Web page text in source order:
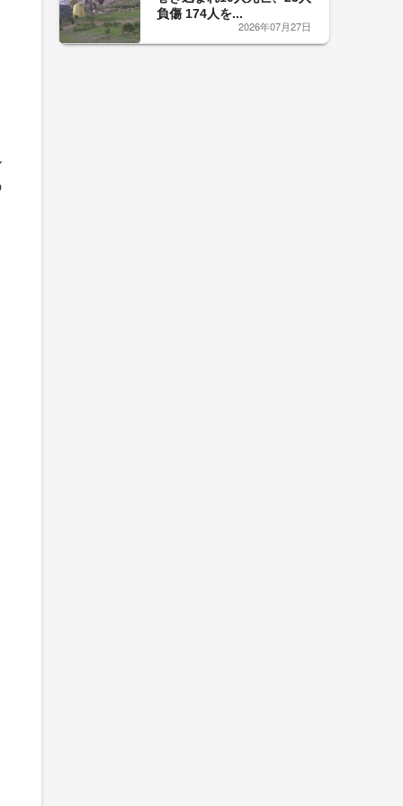
負傷 174人を...
2026年07月27日